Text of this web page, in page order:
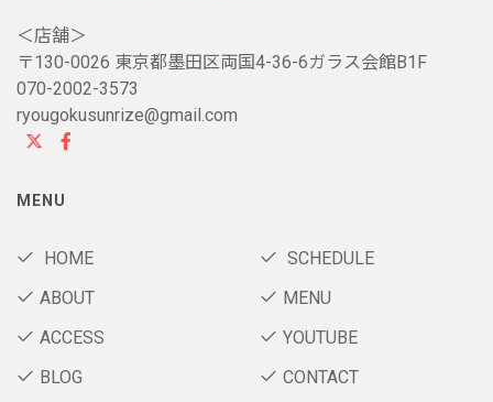
＜店舗＞
〒130-0026 東京都墨田区両国4-36-6ガラス会館B1F
070-2002-3573
ryougokusunrize@gmail.com
MENU
HOME
SCHEDULE
ABOUT
MENU
ACCESS
YOUTUBE
BLOG
CONTACT